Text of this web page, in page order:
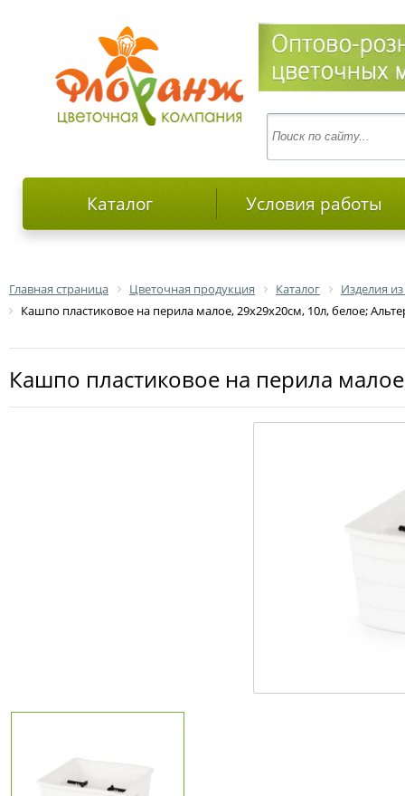
Каталог Условия работы
Главная страница Цветочная продукция Каталог
Изделия
Кашпо пластиковое на перила малое, 29х29х20см, 10л, белое;
Кашпо пластиковое на перила